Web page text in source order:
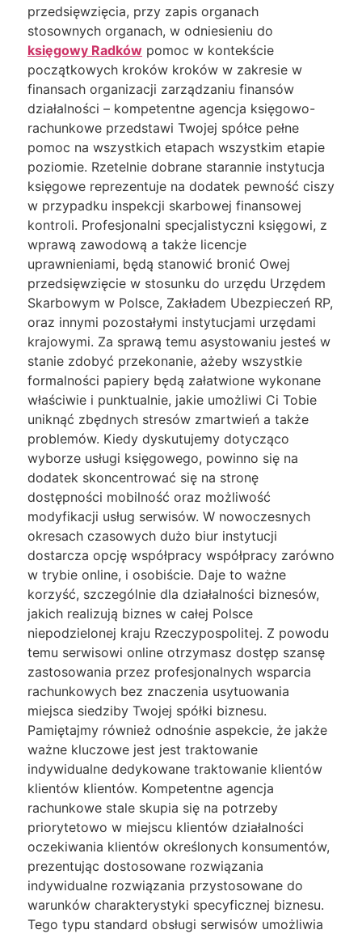
przedsięwzięcia, przy zapis organach
stosownych organach, w odniesieniu do
księgowy Radków pomoc w kontekście
początkowych kroków kroków w zakresie w
finansach organizacji zarządzaniu finansów
działalności – kompetentne agencja księgowo-
rachunkowe przedstawi Twojej spółce pełne
pomoc na wszystkich etapach wszystkim etapie
poziomie. Rzetelnie dobrane starannie instytucja
księgowe reprezentuje na dodatek pewność ciszy
w przypadku inspekcji skarbowej finansowej
kontroli. Profesjonalni specjalistyczni księgowi, z
wprawą zawodową a także licencje
uprawnieniami, będą stanowić bronić Owej
przedsięwzięcie w stosunku do urzędu Urzędem
Skarbowym w Polsce, Zakładem Ubezpieczeń RP,
oraz innymi pozostałymi instytucjami urzędami
krajowymi. Za sprawą temu asystowaniu jesteś w
stanie zdobyć przekonanie, ażeby wszystkie
formalności papiery będą załatwione wykonane
właściwie i punktualnie, jakie umożliwi Ci Tobie
uniknąć zbędnych stresów zmartwień a także
problemów. Kiedy dyskutujemy dotycząco
wyborze usługi księgowego, powinno się na
dodatek skoncentrować się na stronę
dostępności mobilność oraz możliwość
modyfikacji usług serwisów. W nowoczesnych
okresach czasowych dużo biur instytucji
dostarcza opcję współpracy współpracy zarówno
w trybie online, i osobiście. Daje to ważne
korzyść, szczególnie dla działalności biznesów,
jakich realizują biznes w całej Polsce
niepodzielonej kraju Rzeczypospolitej. Z powodu
temu serwisowi online otrzymasz dostęp szansę
zastosowania przez profesjonalnych wsparcia
rachunkowych bez znaczenia usytuowania
miejsca siedziby Twojej spółki biznesu.
Pamiętajmy również odnośnie aspekcie, że jakże
ważne kluczowe jest jest traktowanie
indywidualne dedykowane traktowanie klientów
klientów klientów. Kompetentne agencja
rachunkowe stale skupia się na potrzeby
priorytetowo w miejscu klientów działalności
oczekiwania klientów określonych konsumentów,
prezentując dostosowane rozwiązania
indywidualne rozwiązania przystosowane do
warunków charakterystyki specyficznej biznesu.
Tego typu standard obsługi serwisów umożliwia